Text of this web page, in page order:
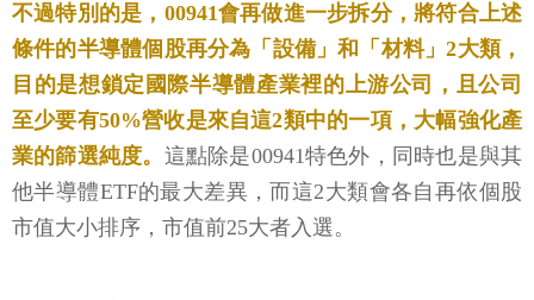
不過特別的是，00941會再做進一步拆分，將符合上述
條件的半導體個股再分為「設備」和「材料」2大類，
目的是想鎖定國際半導體產業裡的上游公司，且公司
至少要有50%營收是來自這2類中的一項，大幅強化產
業的篩選純度。 這點除是00941特色外，同時也是與其
他半導體ETF的最大差異，而這2大類會各自再依個股
市值大小排序，市值前25大者入選。